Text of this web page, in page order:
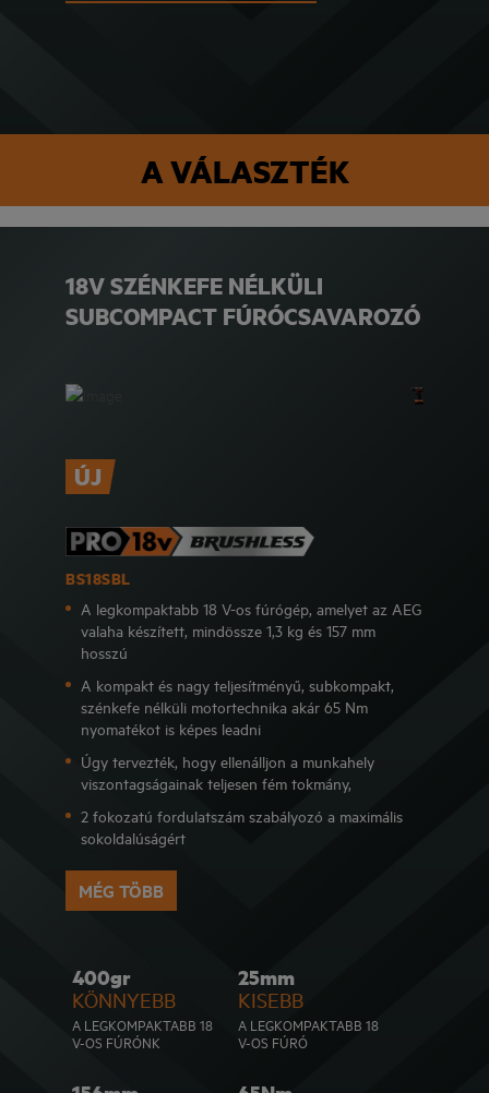
A VÁLASZTÉK
18V SZÉNKEFE NÉLKÜLI
SUBCOMPACT FÚRÓCSAVAROZÓ
ÚJ
BS18SBL
A legkompaktabb 18 V-os fúrógép, amelyet az AEG
valaha készített, mindössze 1,3 kg és 157 mm
hosszú
A kompakt és nagy teljesítményű, subkompakt,
szénkefe nélküli motortechnika akár 65 Nm
nyomatékot is képes leadni
Úgy tervezték, hogy ellenálljon a munkahely
viszontagságainak teljesen fém tokmány,
2 fokozatú fordulatszám szabályozó a maximális
sokoldalúságért
MÉG TÖBB
400gr
KÖNNYEBB
A LEGKOMPAKTABB 18
V-OS FÚRÓNK
25mm
KISEBB
A LEGKOMPAKTABB 18
V-OS FÚRÓ